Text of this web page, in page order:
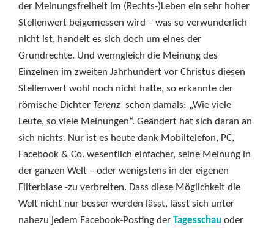
der Meinungsfreiheit im (Rechts-)Leben ein sehr hoher
Stellenwert beigemessen wird – was so verwunderlich
nicht ist, handelt es sich doch um eines der
Grundrechte. Und wenngleich die Meinung des
Einzelnen im zweiten Jahrhundert vor Christus diesen
Stellenwert wohl noch nicht hatte, so erkannte der
römische Dichter Terenz schon damals: „Wie viele
Leute, so viele Meinungen“. Geändert hat sich daran an
sich nichts. Nur ist es heute dank Mobiltelefon, PC,
Facebook & Co. wesentlich einfacher, seine Meinung in
der ganzen Welt – oder wenigstens in der eigenen
Filterblase -zu verbreiten. Dass diese Möglichkeit die
Welt nicht nur besser werden lässt, lässt sich unter
nahezu jedem Facebook-Posting der Tagesschau oder